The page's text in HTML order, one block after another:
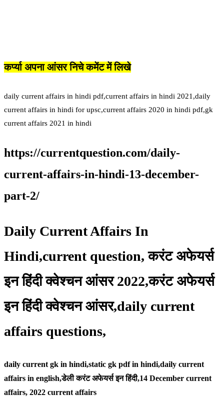
कर्प्या अपना आंसर निचे कमेंट में लिखे
daily current affairs in hindi pdf,current affairs in hindi 2021,daily
current affairs in hindi for upsc,current affairs 2020 in hindi pdf,gk
current affairs 2021 in hindi
https://currentquestion.com/daily-
current-affairs-in-hindi-13-december-
part-2/
Daily Current Affairs In
Hindi,current question, करंट अफेयर्स
इन हिंदी क्वेश्चन आंसर 2022,करंट अफेयर्स
इन हिंदी क्वेश्चन आंसर,daily current
affairs questions,
daily current gk in hindi,static gk pdf in hindi,daily current
affairs in english,डेली करंट अफेयर्स इन हिंदी,14 December current
affairs, 2022 current affairs